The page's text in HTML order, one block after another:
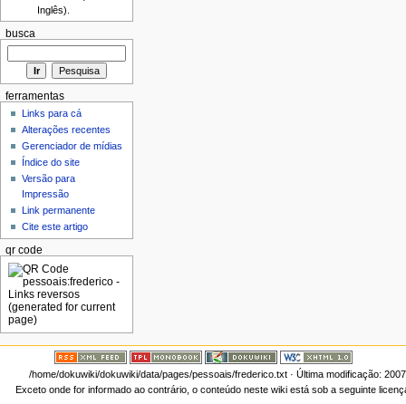
Inglês).
busca
ferramentas
Links para cá
Alterações recentes
Gerenciador de mídias
Índice do site
Versão para
Impressão
Link permanente
Cite este artigo
qr code
/home/dokuwiki/dokuwiki/data/pages/pessoais/frederico.txt· Última modificação:
Exceto onde for informado ao contrário, o conteúdo neste wiki está sob a seguinte